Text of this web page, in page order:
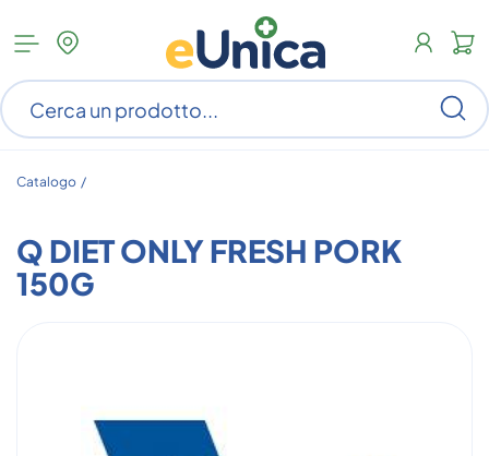
Apri
menu
categorie
Catalogo /
Q DIET ONLY FRESH PORK
150G